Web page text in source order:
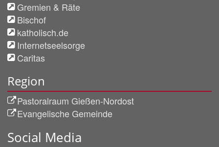
Gremien & Räte
Bischof
katholisch.de
Internetseelsorge
Caritas
Region
Pastoralraum Gießen-Nordost
Evangelische Gemeinde
Social Media